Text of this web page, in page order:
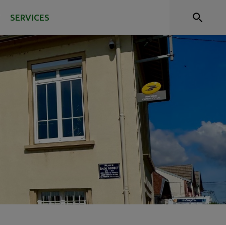
SERVICES